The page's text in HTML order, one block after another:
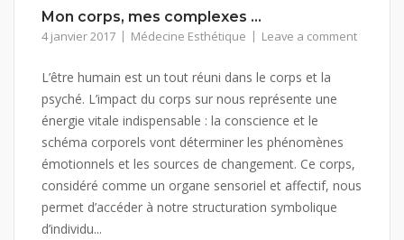
Mon corps, mes complexes …
4 janvier 2017 Médecine Esthétique Leave a comment
L’être humain est un tout réuni dans le corps et la
psyché. L’impact du corps sur nous représente une
énergie vitale indispensable : la conscience et le
schéma corporels vont déterminer les phénomènes
émotionnels et les sources de changement. Ce corps,
considéré comme un organe sensoriel et affectif, nous
permet d’accéder à notre structuration symbolique
d’individu...